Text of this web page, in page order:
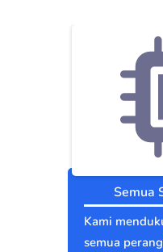
Semua
Kami
semua